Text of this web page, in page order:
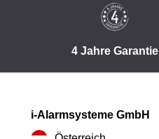
4 Jahre Garantie
i-Alarmsysteme GmbH